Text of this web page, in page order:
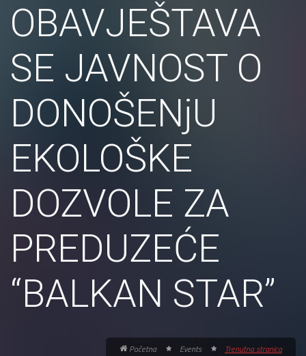
OBAVJEŠTAVA
SE JAVNOST O
DONOŠENjU
EKOLOŠKE
DOZVOLE ZA
PREDUZEĆE
“BALKAN STAR”
Početna Events Trenutna stranica